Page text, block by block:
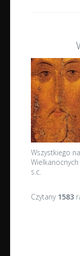
Wszystkiego
Wielkanocnych
s.c.
Czytany 1583